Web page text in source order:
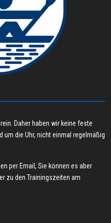
Daher haben wir keine feste
um die Uhr, nicht einmal regelmäßig
per Email, Sie können es aber
zu den Trainingszeiten am